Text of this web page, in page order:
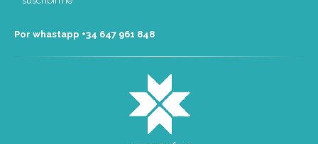
Por whastapp +34 ‭647 961 848‬